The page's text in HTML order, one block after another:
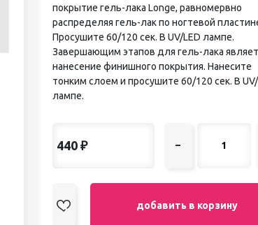
щелочного педикюра
Стерилизаторы
Оборудование
покрытие гель-лака Longe, равномервно
распределяя гель-лак по ногтевой
Просушите 60/120 сек. В UV/LED лампе.
Завершающим этапов для гель-лака
нанесение финишного покрытия. Нанесите
тонким слоем и просушите 60/120 сек. В UV/
лампе.
440 ₽ –
добавить в корзину